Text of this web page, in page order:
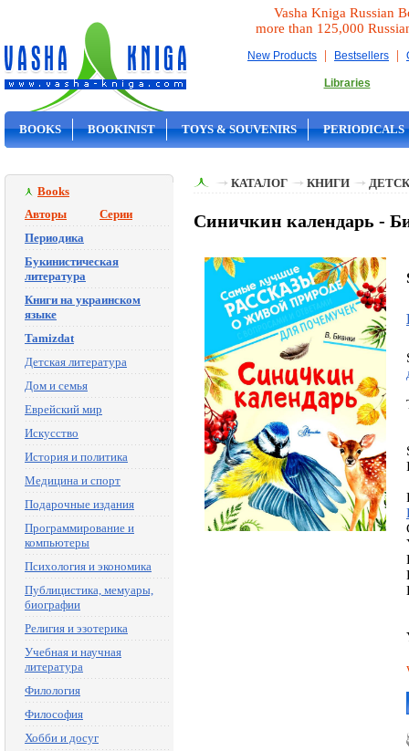
Vasha Kniga Russian
more than 125,000
New Products | Bestsellers |
Libraries
BOOKS BOOKINIST TOYS & SOUVENIRS PERIODICALS
Books
Авторы
Серии
Периодика
Букинистическая
литература
Книги на украинском
языке
Tamizdat
Детская литература
Дом и семья
Еврейский мир
Искусство
История и политика
Медицина и спорт
Подарочные издания
Программирование и
компьютеры
Психология и экономика
Публицистика, мемуары,
биографии
Религия и эзотерика
Учебная и научная
литература
Филология
Философия
Хобби и досуг
КАТАЛОГ КНИГИ
Синичкин календарь -